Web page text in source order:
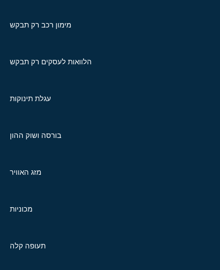
מימון רכב רק תבקש
הלוואות לעסקים רק תבקש
עגלת תינוקות
בורסה ושוק ההון
מזג האוויר
מכוניות
תעופה קלה